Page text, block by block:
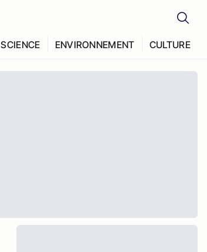
SCIENCE ENVIRONNEMENT CULTURE